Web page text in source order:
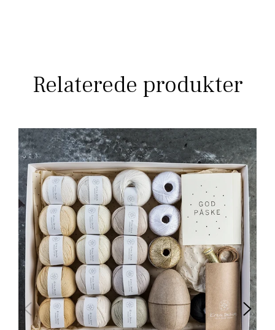
Relaterede produkter